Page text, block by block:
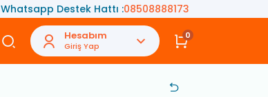
Whatsapp Destek Hattı :08508888173
Hesabım
Giriş Yap
0